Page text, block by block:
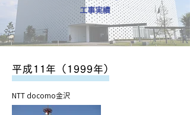
工事実績
平成11 年（1999年）
NTT docomo金沢